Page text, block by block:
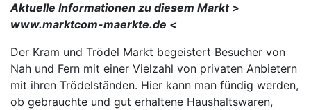
Aktuelle Informationen zu diesem Markt >
www.marktcom-maerkte.de <
Der Kram und Trödel Markt begeistert Besucher von
Nah und Fern mit einer Vielzahl von privaten Anbietern
mit ihren Trödelständen. Hier kann man fündig werden,
ob gebrauchte und gut erhaltene Haushaltswaren,